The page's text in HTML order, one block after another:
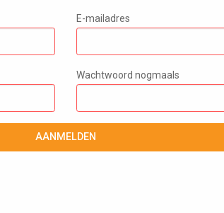
E-mailadres
Wachtwoord nogmaals
AANMELDEN